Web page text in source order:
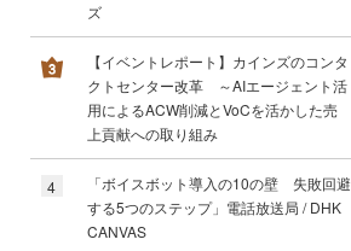
ズ
【イベントレポート】カインズのコンタ
クトセンター改革 ～AIエージェント活
用によるACW削減とVoCを活かした売
上貢献への取り組み
4
「ボイスボット導入の10の壁 失敗回避
する5つのステップ」電話放送局 / DHK
CANVAS